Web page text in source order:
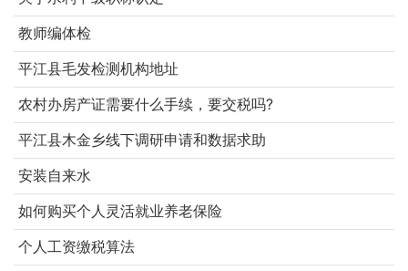
教师编体检
平江县毛发检测机构地址
农村办房产证需要什么手续，要交税吗?
平江县木金乡线下调研申请和数据求助
安装自来水
如何购买个人灵活就业养老保险
个人工资缴税算法